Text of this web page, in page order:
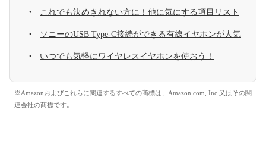
これでも決めきれない方に！他に気にする項目リスト
ソニーのUSB Type-C接続ができる有線イヤホンが人気
いつでも気軽にワイヤレスイヤホンを使おう！
※Amazonおよびこれらに関連するすべての商標は、Amazon.com, Inc.又はその関
連会社の商標です。